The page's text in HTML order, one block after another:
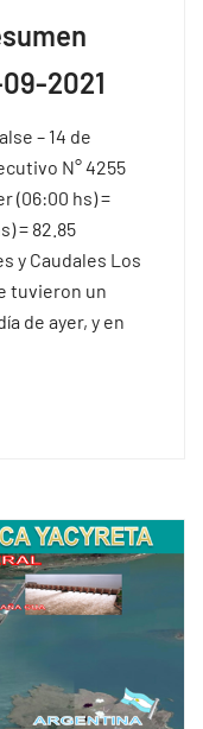
2021
– 14 de
N° 4255
(06:00 hs) =
= 82.85
y Caudales Los
tuvieron un
de ayer, y en